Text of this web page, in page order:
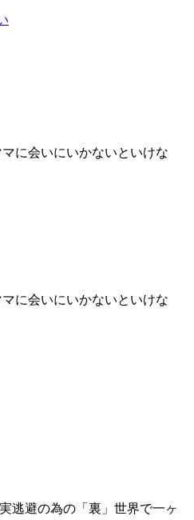
マに会いにいかないといけな
マに会いにいかないといけな
逃避の為の「裏」世界で一ヶ